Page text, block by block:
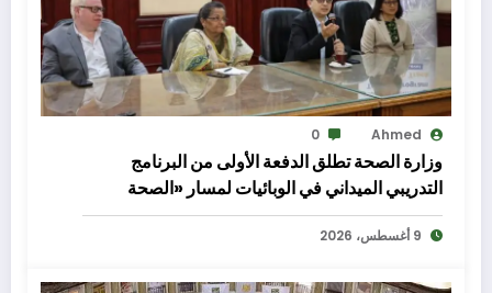
Ahmed
0
وزارة الصحة تطلق الدفعة الأولى من البرنامج
التدريبي الميداني في الوبائيات لمسار «الصحة
الواحدة»
9 أغسطس، 2026